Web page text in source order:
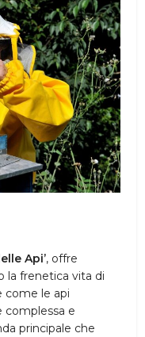
Api’, offre
la frenetica vita di
come le api
complessa e
principale che